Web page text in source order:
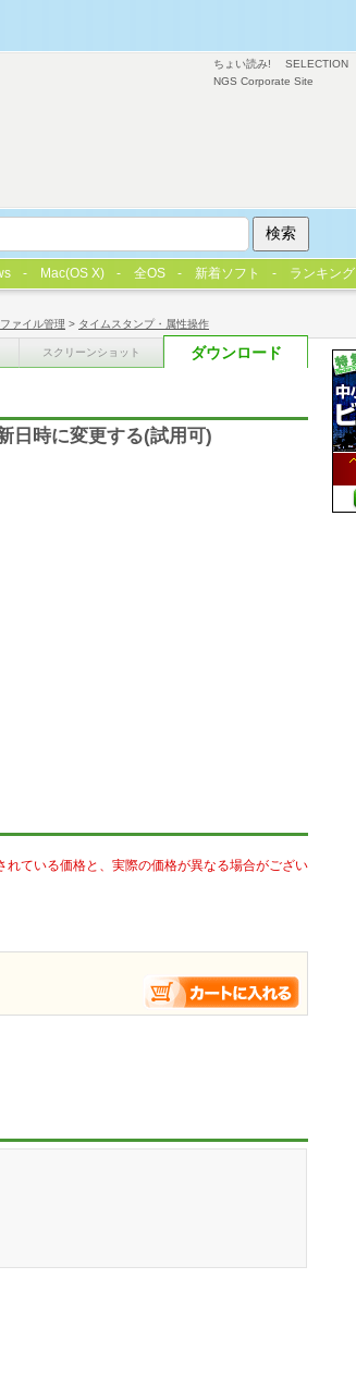
ファイル管理 > タイムスタンプ・属性操作
スクリーンショット ダウンロード
日時に変更する(試用可)
ている価格と、実際の価格が異なる場合がござい
ちょい読み! SELECTION
NGS Corporate Site
Mac(OS X) 全OS 新着ソフト ランキング